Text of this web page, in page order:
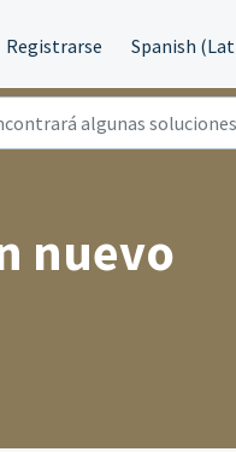
Registrarse Spanish
nuevo